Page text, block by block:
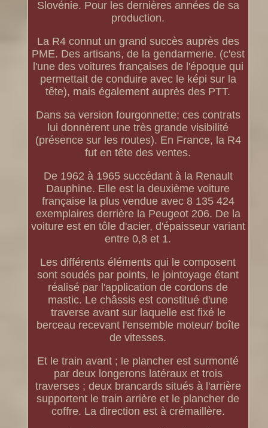
Slovénie. Pour les dernières années de sa
production.
La R4 connut un grand succès auprès des
PME. Des artisans, de la gendarmerie. (c'est
l'une des voitures françaises de l'époque qui
permettait de conduire avec le képi sur la
tête), mais également auprès des PTT.
Dans sa version fourgonnette; ces contrats
lui donnèrent une très grande visibilité
(présence sur les routes). En France, la R4
fut en tête des ventes.
De 1962 à 1965 succédant à la Renault
Dauphine. Elle est la deuxième voiture
française la plus vendue avec 8 135 424
exemplaires derrière la Peugeot 206. De la
voiture est en tôle d'acier, d'épaisseur variant
entre 0,8 et 1.
Les différents éléments qui le composent
sont soudés par points, le jointoyage étant
réalisé par l'application de cordons de
mastic. Le châssis est constitué d'une
traverse avant sur laquelle est fixé le
berceau recevant l'ensemble moteur/ boîte
de vitesses.
Et le train avant ; le plancher est surmonté
par deux longerons latéraux et trois
traverses ; deux brancards situés à l'arrière
supportent le train arrière et le plancher de
coffre. La direction est à crémaillère.